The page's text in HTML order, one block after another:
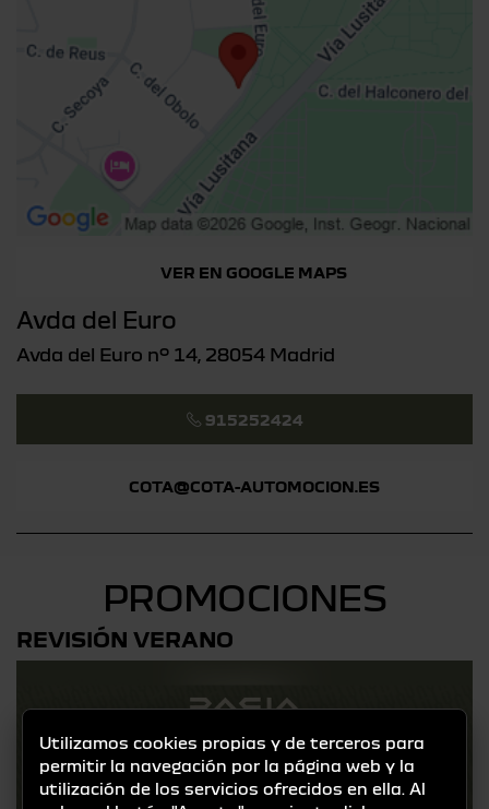
VER EN GOOGLE MAPS
Avda del Euro
Avda del Euro nº 14, 28054 Madrid
915252424
COTA@COTA-AUTOMOCION.ES
PROMOCIONES
REVISIÓN VERANO
Utilizamos cookies propias y de terceros para
permitir la navegación por la página web y la
utilización de los servicios ofrecidos en ella. Al